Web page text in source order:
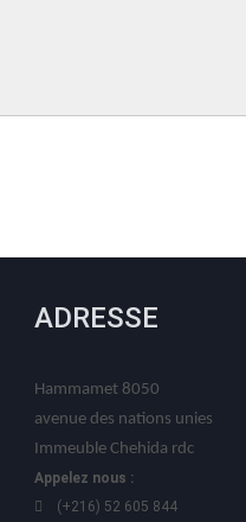
ADRESSE
Hammamet 8050
avenue des nations unies
Immeuble Chehida rdc
Appelez nous :
(+216) 52 605 844